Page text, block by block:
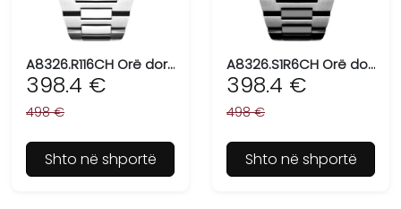
A8326.R116CH Orë dore për meshkuj ADRIATICA, Swiss Made
398.4 €
498 €
Shto në shportë
A8326.S1R6CH Orë dore për meshkuj ADRIATICA, Swiss Made
398.4 €
498 €
Shto në shportë